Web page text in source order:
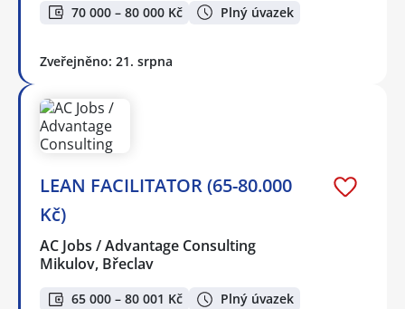
70 000 – 80 000 Kč Plný úvazek
Zveřejněno: 21. srpna
LEAN FACILITATOR (65-80.000
Kč)
AC Jobs / Advantage Consulting
Mikulov, Břeclav
65 000 – 80 001 Kč Plný úvazek